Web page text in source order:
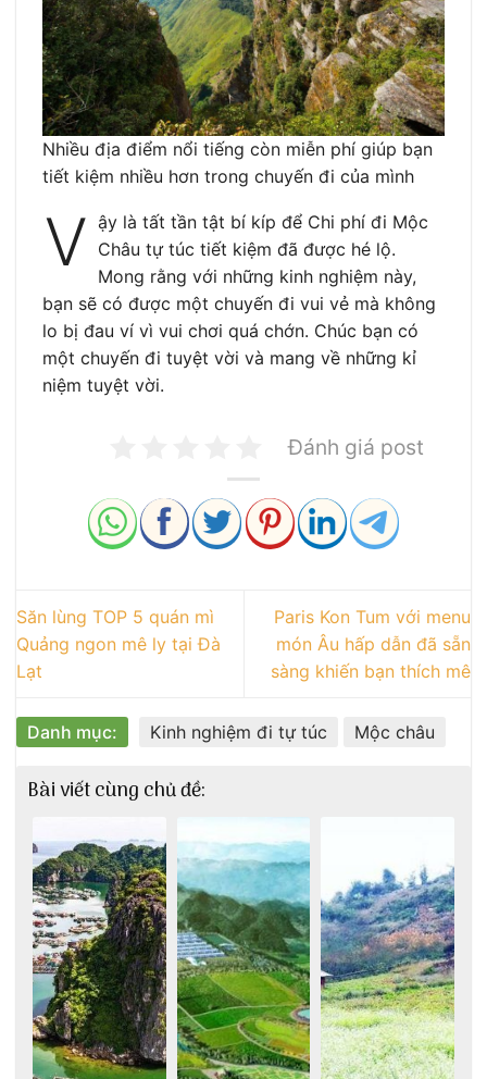
Nhiều địa điểm nổi tiếng còn miễn phí giúp bạn
tiết kiệm nhiều hơn trong chuyến đi của mình
V ậy là tất tần tật bí kíp để Chi phí đi Mộc
Châu tự túc tiết kiệm đã được hé lộ.
Mong rằng với những kinh nghiệm này,
bạn sẽ có được một chuyến đi vui vẻ mà không
lo bị đau ví vì vui chơi quá chớn. Chúc bạn có
một chuyến đi tuyệt vời và mang về những kỉ
niệm tuyệt vời.
Đánh giá post
Săn lùng TOP 5 quán mì
Quảng ngon mê ly tại Đà
Lạt
Paris Kon Tum với menu
món Âu hấp dẫn đã sẵn
sàng khiến bạn thích mê
Danh mục: Kinh nghiệm đi tự túc Mộc châu
Bài viết cùng chủ đề: